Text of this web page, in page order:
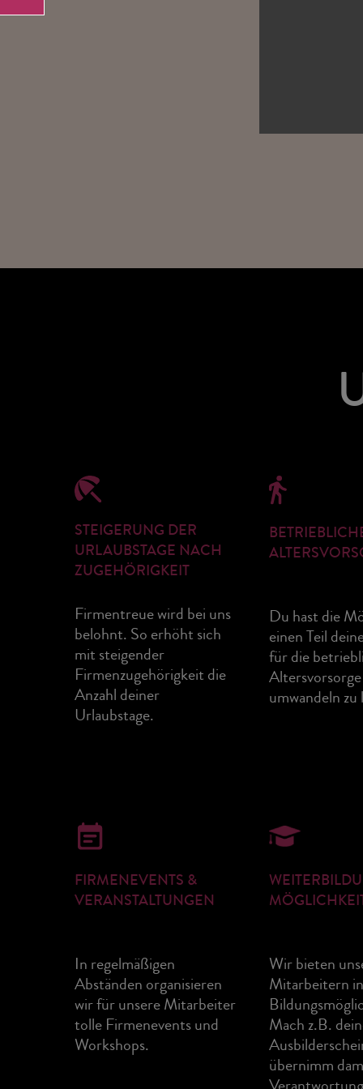
STEIGERUNG DER
URLAUBSTAGE NACH
ZUGEHÖRIGKEIT
Firmentreue wird bei uns
belohnt. So erhöht sich
mit steigender
Firmenzugehörigkeit die
Anzahl deiner
Urlaubstage.
Du hast die
einen Teil
für die
Altersvorsorge
umwandeln zu
FIRMENEVENTS &
VERANSTALTUNGEN
In regelmäßigen
Abständen organisieren
wir für unsere Mitarbeiter
tolle Firmenevents und
Workshops.
Wir bieten
Mitarbeitern
Mach z.B.
übernimm